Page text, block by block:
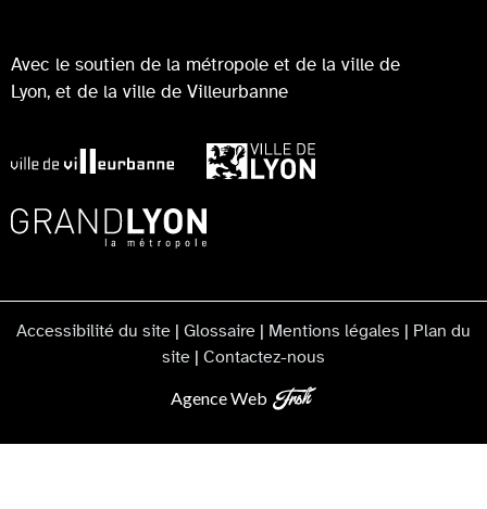
Avec le soutien de la métropole et de la ville de
Lyon, et de la ville de Villeurbanne
Accessibilité du site Glossaire Mentions légales
Plan du
site
Contactez-nous
Agence Web